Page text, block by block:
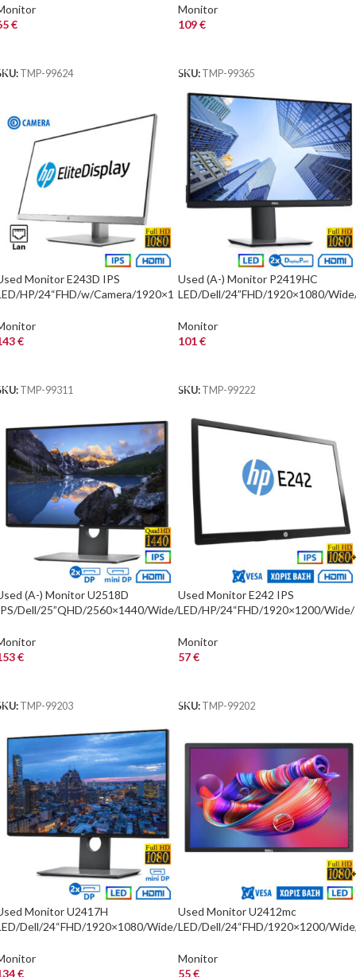
&
€
TMP-99624
& DP
Monitor
109€
SKU: TMP-99365
Monitor E243D IPS
HP/24“FHD/w/Camera/1920×1
& LAN & USB
€
TMP-99311
Used (A-) Monitor P2419HC
LED/Dell/24”FHD/1920×1080/
USB Hub
Monitor
101€
SKU: TMP-99222
(A-) Monitor U2518D
Dell/25”QHD/2560×1440/Wide/
& USB 3
€
TMP-99203
Used Monitor E242 IPS
LED/HP/24“FHD/1920×1200/Wide/
HDMI & USB HUB
Monitor
57€
SKU: TMP-99202
Monitor U2417H
Dell/24“FHD/1920×1080/Wide/
3.0 HUB
€
Used Monitor U2412mc
LED/Dell/24“FHD/1920×1200/
D & DP & USB
Monitor
55€